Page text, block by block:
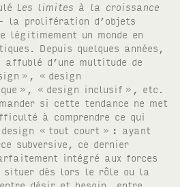
Les limites à la croissance
la prolifération d’objets
légitimement un monde en
Depuis quelques années,
d’une multitude de
», « design
», « design inclusif », etc.
si cette tendance ne met
à comprendre ce qui
« tout court » : ayant
subversive, ce dernier
intégré aux forces
situer dès lors le rôle ou la